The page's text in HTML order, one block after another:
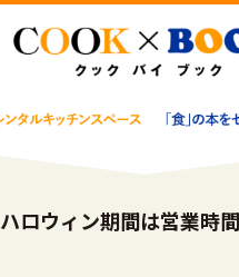
ハロウィン期間は営業時